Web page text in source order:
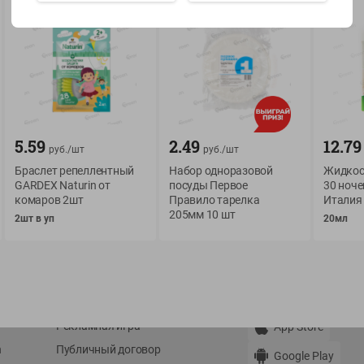
Показать 15-28 из 77
О сервисе
Оплата
Условия доставки
Рекламная игра
Публичный договор
История покупок
Мои товары
App Store
Google Play
5.59 руб./шт
Браслет репеллентный
GARDEX Naturin от
комаров 2шт
2шт в уп
2.49 руб./шт
Набор одноразовой
посуды Первое
Правило тарелка
205мм 10 шт
12.79
30
Италия
20мл